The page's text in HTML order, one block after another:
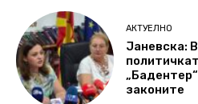
АКТУЕЛНО
Јаневска:
законите